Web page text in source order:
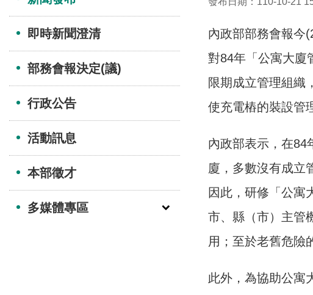
即時新聞澄清
部務會報決定(議)
行政公告
活動訊息
本部徵才
多媒體專區
內政部部務會報今
對84年「公寓大廈
限期成立管理組織
使充電樁的裝設管
內政部表示，在84
廈，多數沒有成立
因此，研修「公寓
市、縣（市）主管
用；至於老舊危險
此外，為協助公寓